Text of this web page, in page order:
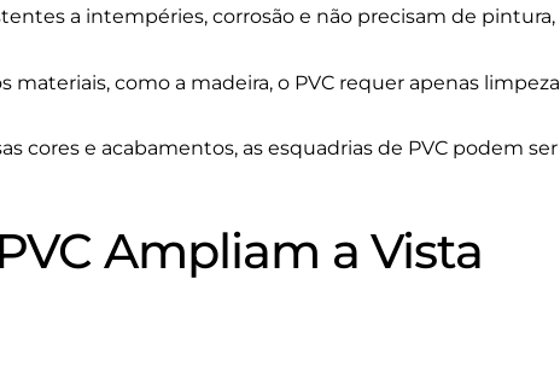
a intempéries, corrosão e não precisam de pintura,
como a madeira, o PVC requer apenas limpeza
cores e acabamentos, as esquadrias de PVC podem ser
Ampliam a Vista